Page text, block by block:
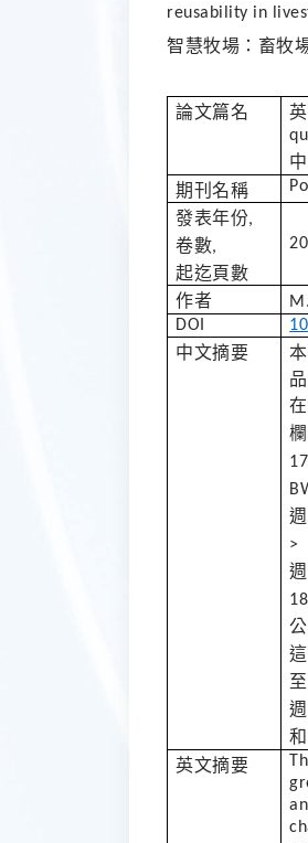
reusability in
智慧牧場：畜牧
論文篇名 英
期刊名稱
發表年份,
卷數,
起迄頁數
作者
DOI
中文摘要
17
>
至
英文摘要